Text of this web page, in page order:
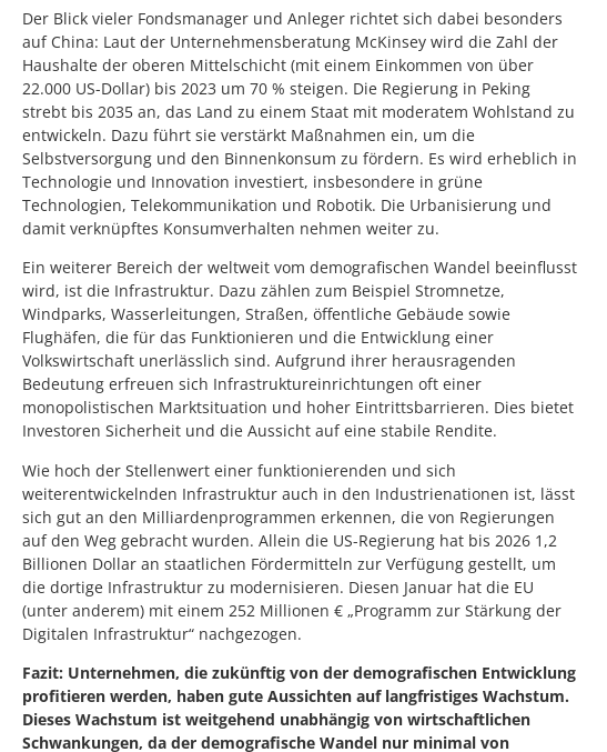
Der Blick vieler Fondsmanager und Anleger richtet sich dabei besonders
auf China: Laut der Unternehmensberatung McKinsey wird die Zahl der
Haushalte der oberen Mittelschicht (mit einem Einkommen von über
22.000 US-Dollar) bis 2023 um 70 % steigen. Die Regierung in Peking
strebt bis 2035 an, das Land zu einem Staat mit moderatem Wohlstand zu
entwickeln. Dazu führt sie verstärkt Maßnahmen ein, um die
Selbstversorgung und den Binnenkonsum zu fördern. Es wird erheblich in
Technologie und Innovation investiert, insbesondere in grüne
Technologien, Telekommunikation und Robotik. Die Urbanisierung und
damit verknüpftes Konsumverhalten nehmen weiter zu.
Ein weiterer Bereich der weltweit vom demografischen Wandel beeinflusst
wird, ist die Infrastruktur. Dazu zählen zum Beispiel Stromnetze,
Windparks, Wasserleitungen, Straßen, öffentliche Gebäude sowie
Flughäfen, die für das Funktionieren und die Entwicklung einer
Volkswirtschaft unerlässlich sind. Aufgrund ihrer herausragenden
Bedeutung erfreuen sich Infrastruktureinrichtungen oft einer
monopolistischen Marktsituation und hoher Eintrittsbarrieren. Dies bietet
Investoren Sicherheit und die Aussicht auf eine stabile Rendite.
Wie hoch der Stellenwert einer funktionierenden und sich
weiterentwickelnden Infrastruktur auch in den Industrienationen ist, lässt
sich gut an den Milliardenprogrammen erkennen, die von Regierungen
auf den Weg gebracht wurden. Allein die US-Regierung hat bis 2026 1,2
Billionen Dollar an staatlichen Fördermitteln zur Verfügung gestellt, um
die dortige Infrastruktur zu modernisieren. Diesen Januar hat die EU
(unter anderem) mit einem 252 Millionen € „Programm zur Stärkung der
Digitalen Infrastruktur“ nachgezogen.
Fazit: Unternehmen, die zukünftig von der demografischen Entwicklung
profitieren werden, haben gute Aussichten auf langfristiges Wachstum.
Dieses Wachstum ist weitgehend unabhängig von wirtschaftlichen
Schwankungen, da der demografische Wandel nur minimal von